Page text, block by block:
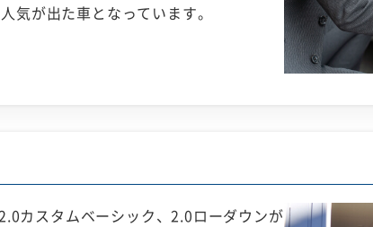
気が出た車となっています。
カスタムベーシック、2.0ローダウンが